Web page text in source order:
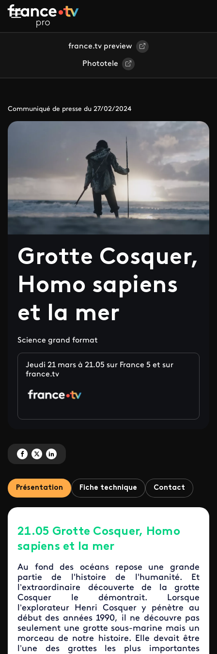
Aller au contenu principal
france.tv preview
Phototele
Communiqué de presse du 27/02/2024
Grotte Cosquer,
Homo sapiens
et la mer
Science grand format
Jeudi 21 mars à 21.05 sur France 5 et sur
france.tv
Partagez 'Grotte Cosquer, Homo sapiens et la mer' sur Facebook
Partagez 'Grotte Cosquer, Homo sapiens et la mer' sur X
Partagez 'Grotte Cosquer, Homo sapiens et la mer' sur LinkedIn
Présentation Fiche technique Contact
21.05 Grotte Cosquer, Homo
sapiens et la mer
Au fond des océans repose une grande
partie de l'histoire de l'humanité. Et
l’extraordinaire découverte de la grotte
Cosquer le démontrait. Lorsque
l’explorateur Henri Cosquer y pénètre au
début des années 1990, il ne découvre pas
seulement une grotte sous-marine mais un
morceau de notre histoire. Elle devait être
l’une des grottes les plus importantes